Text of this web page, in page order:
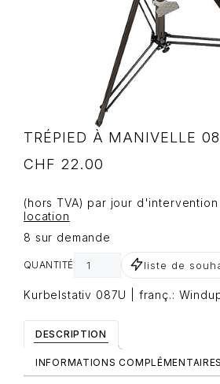
TRÉPIED À MANIVELLE
CHF 22.00
(hors TVA) par jour d'intervention
location
8 sur demande
QUANTITÉ liste de
Kurbelstativ 087U | franç.:
DESCRIPTION
INFORMATIONS COMPLÉMENTAIRES